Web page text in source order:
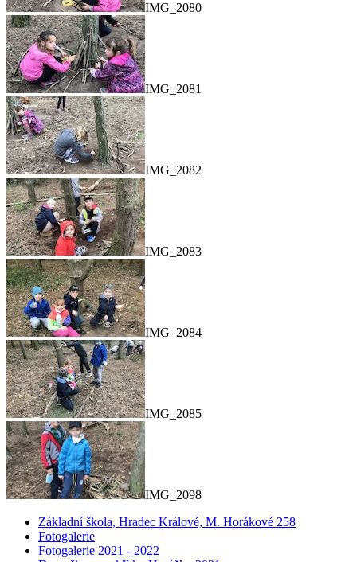
IMG_2080
IMG_2081
IMG_2082
IMG_2083
IMG_2084
IMG_2085
IMG_2098
Základní škola, Hradec Králové, M. Horákové 258
Fotogalerie
Fotogalerie 2021 - 2022